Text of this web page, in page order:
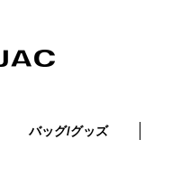
バッグ/グッズ